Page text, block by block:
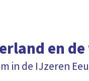
en
in de IJzeren